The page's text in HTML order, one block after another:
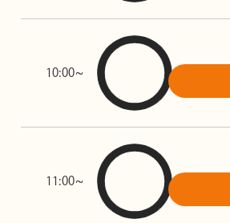
10:00~
11:00~